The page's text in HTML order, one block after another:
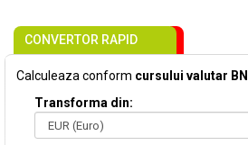
CONVERTOR RAPID
Calculeaza conform cursului valutar
Transforma din: